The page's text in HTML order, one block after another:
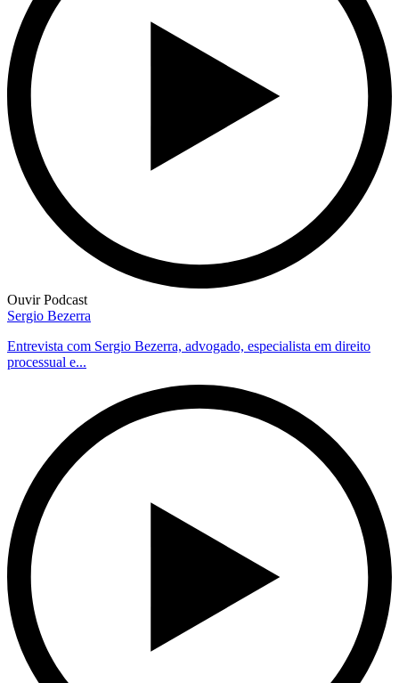
Ouvir Podcast
Sergio Bezerra
Entrevista com Sergio Bezerra, advogado, especialista em direito
processual e...